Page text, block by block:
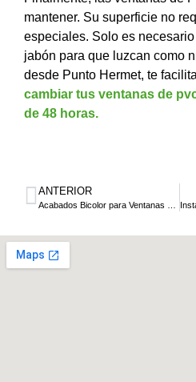
mantener. Su superficie no
especiales. Solo es
jabón para que luzcan como
desde Punto Hermet, te
cambiar tus ventanas de
de 48 horas.
ANTERIOR